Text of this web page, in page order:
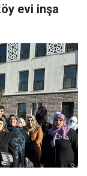
evi inşa